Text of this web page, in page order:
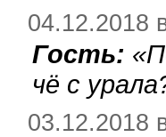
04.12.2018
Гость: «
чё с
03.12.2018